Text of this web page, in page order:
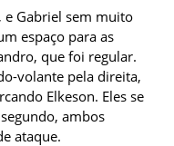
e Gabriel sem muito
espaço para as
que foi regular.
volante pela direita,
Elkeson. Eles se
ambos
ataque.